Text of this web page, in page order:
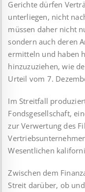
Gerichte dürfen
unterliegen, nicht
müssen daher nicht
sondern auch deren
ermitteln und haben
hinzuzuziehen, wie
Urteil vom 7.
Im Streitfall
Fondsgesellschaft,
zur Verwertung des
Wesentlichen
Zwischen dem
Streit darüber, ob